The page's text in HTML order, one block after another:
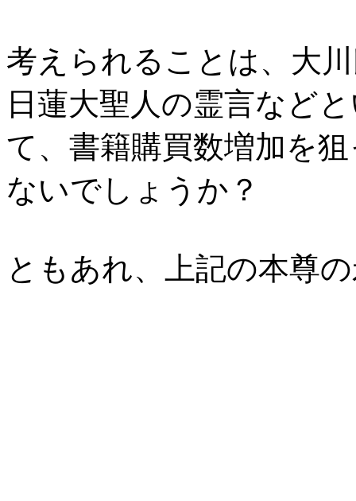
考えられることは、大
日蓮大聖人の霊言など
て、書籍購買数増加を
ないでしょうか？
ともあれ、上記の本尊